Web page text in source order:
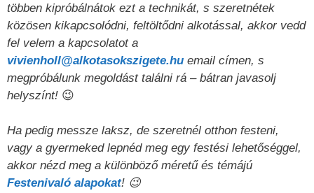
többen kipróbálnátok ezt a technikát, s szeretnétek
közösen kikapcsolódni, feltöltődni alkotással, akkor vedd
fel velem a kapcsolatot a
vivienholl@alkotasokszigete.hu email címen, s
megpróbálunk megoldást találni rá – bátran javasolj
helyszínt! 😉
Ha pedig messze laksz, de szeretnél otthon festeni,
vagy a gyermeked lepnéd meg egy festési lehetőséggel,
akkor nézd meg a különböző méretű és témájú
Festenivaló alapokat! 😉